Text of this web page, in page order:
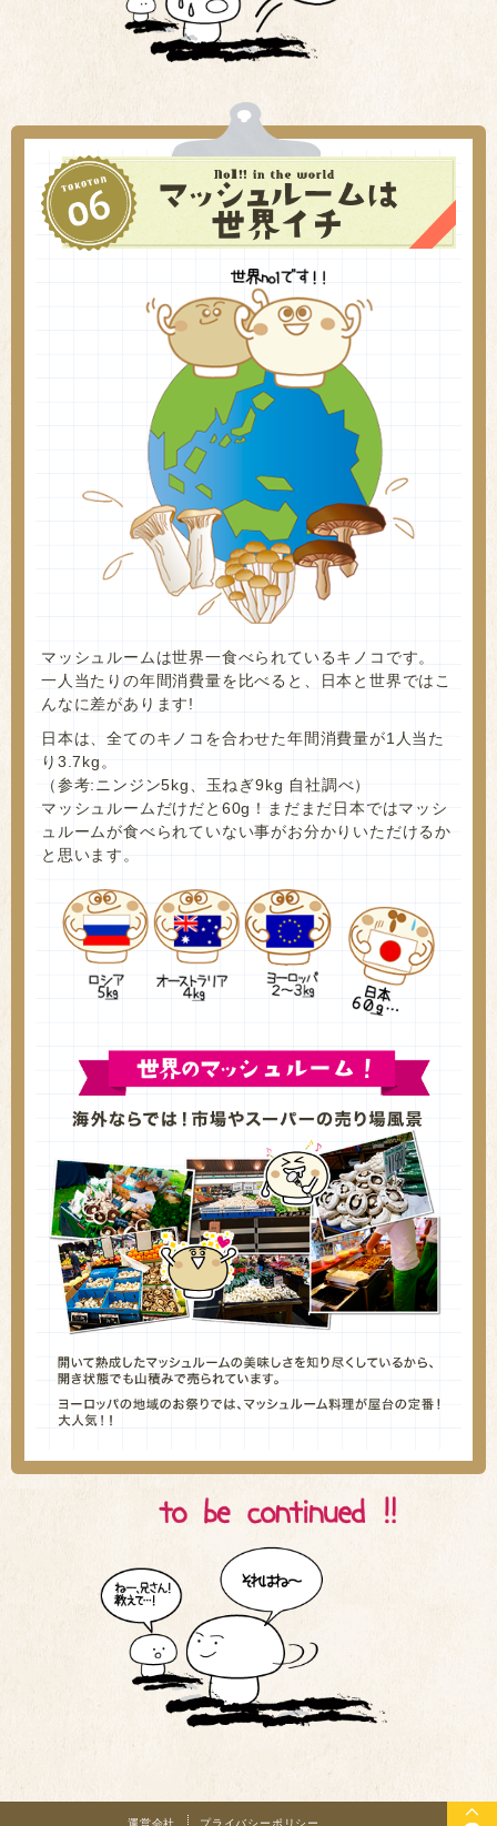
マッシュルームは世界一食べられているキノコです。
一人当たりの年間消費量を比べると、日本と世界ではこ
んなに差があります!
日本は、全てのキノコを合わせた年間消費量が1人当た
り3.7kg。
（参考:ニンジン5kg、玉ねぎ9kg 自社調べ）
マッシュルームだけだと60g！まだまだ日本ではマッシ
ュルームが食べられていない事がお分かりいただけるか
と思います。
運営会社 プライバシーポリシー